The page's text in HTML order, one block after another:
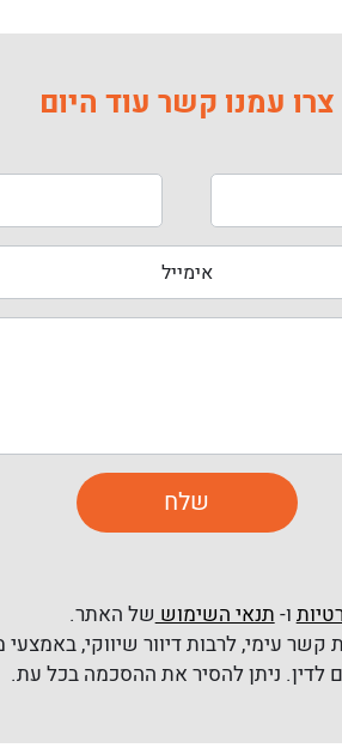
צרו עמנו קשר עוד היום
ו-תנאי השימוששל האתר.
עימי, לרבות דיוור שיווקי, באמצעי